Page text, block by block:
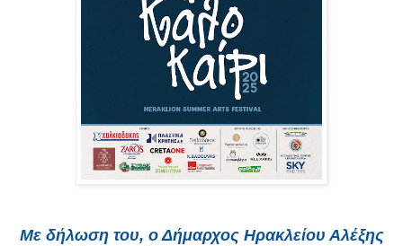
Με δήλωση του, ο Δήμαρχος Ηρακλείου Αλέξης